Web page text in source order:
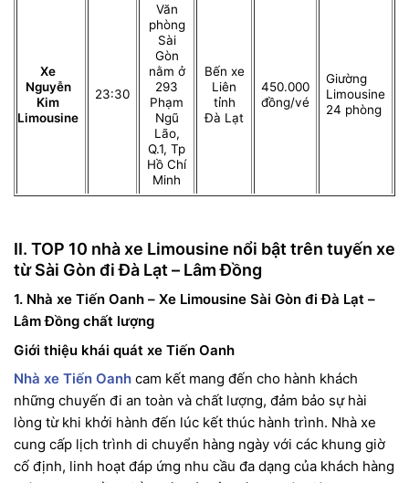
Xe
Nguyễn
Kim
Limousine
23:30
Văn
phòng
Sài
Gòn
nằm ở
293
Phạm
Ngũ
Lão,
Q.1, Tp
Hồ Chí
Minh
Bến xe
Liên
tỉnh
Đà Lạt
450.000
đồng/vé
Giường
Limousine
24 phòng
II. TOP 10 nhà xe Limousine nổi bật trên tuyến xe
từ Sài Gòn đi Đà Lạt – Lâm Đồng
1. Nhà xe Tiến Oanh – Xe Limousine Sài Gòn đi Đà Lạt –
Lâm Đồng chất lượng
Giới thiệu khái quát xe Tiến Oanh
Nhà xe Tiến Oanh cam kết mang đến cho hành khách
những chuyến đi an toàn và chất lượng, đảm bảo sự hài
lòng từ khi khởi hành đến lúc kết thúc hành trình. Nhà xe
cung cấp lịch trình di chuyển hàng ngày với các khung giờ
cố định, linh hoạt đáp ứng nhu cầu đa dạng của khách hàng